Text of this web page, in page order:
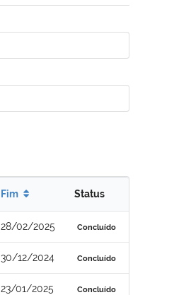
Fim Status
28/02/2025 Concluído
30/12/2024 Concluído
23/01/2025 Concluído